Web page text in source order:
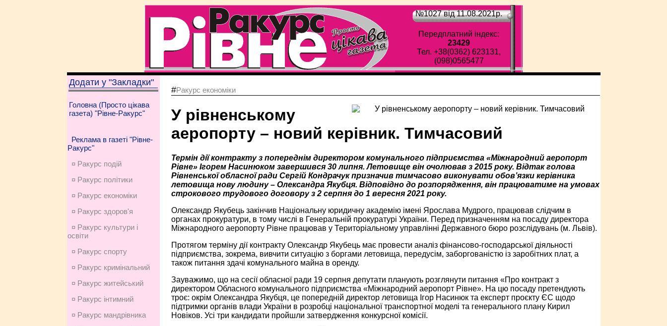
№1027 від 11.08.2021p.
Передплатний індекс:
23429
Тел. +38(0362) 623131,
(098)0565477
Додати у "Закладки"
Головна (Просто цікава
газета) "Рівне-Ракурс"
Реклама в газеті "Рівне-
Ракурс"
¤ Ракурс подій
¤ Ракурс політики
¤ Ракурс економiки
¤ Ракурс здоров'я
¤ Ракурс культури і
освіти
¤ Ракурс спорту
¤ Ракурс кримінальний
¤ Ракурс житейський
¤ Ракурс інтимний
¤ Ракурс мандрівника
#Ракурс економiки
У рівненському
аеропорту – новий керівник. Тимчасовий
Термін дії контракту з попереднім директором комунального підприємства «Міжнародний аеропорт
Рівне» Ігорем Насинюком завершився 30 липня. Летовище він очолював з 2015 року. Відтак голова
Рівненської обласної ради Сергій Кондрачук призначив тимчасово виконувати обов’язки керівника
летовища нову людину – Олександра Якубця. Відповідно до розпорядження, він працюватиме на умовах
строкового трудового договору з 2 серпня до 1 вересня 2021 року.
Олександр Якубець закінчив Національну юридичну академію імені Ярослава Мудрого, працював слідчим в
органах прокуратури, в тому числі в Генеральній прокуратурі України. Перед призначенням на посаду директора
Міжнародного аеропорту Рівне працював у Територіальному управлінні Державного бюро розслідувань (м. Львів).
Протягом терміну дії контракту Олександр Якубець має провести аналіз фінансово-господарської діяльності
підприємства, зокрема, вивчити ситуацію з боргами летовища, передусім, заборгованістю із заробітних плат, а
також питання здачі комунального майна в оренду.
Зауважимо, що на сесії обласної ради 19 серпня депутати планують розглянути питання «Про контракт з
директором Обласного комунального підприємства «Міжнародний аеропорт Рівне». На цю посаду претендують
троє: окрім Олександра Якубця, це попередній директор летовища Ігор Насинюк та експерт проєкту ЄС щодо
підтримки органів влади України в розробці національної транспортної моделі та генерального плану Кирил
Новіков. Усі три кандидати пройшли затвердження конкурсної комісії.